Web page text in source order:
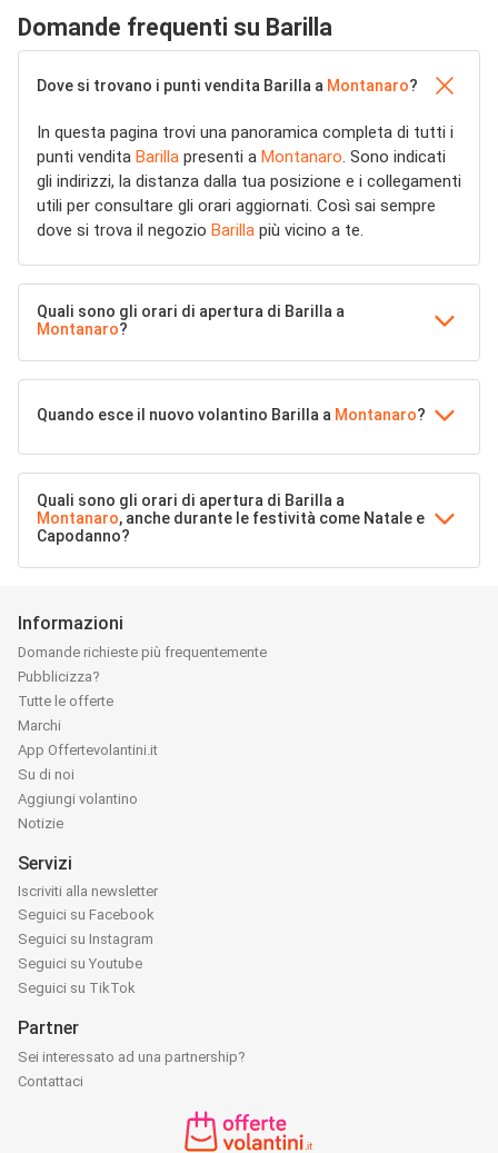
Domande frequenti su Barilla
Dove si trovano i punti vendita Barilla a Montanaro?
In questa pagina trovi una panoramica completa di tutti i
punti vendita Barilla presenti a Montanaro. Sono indicati
gli indirizzi, la distanza dalla tua posizione e i collegamenti
utili per consultare gli orari aggiornati. Così sai sempre
dove si trova il negozio Barilla più vicino a te.
Quali sono gli orari di apertura di Barilla a
Montanaro?
Quando esce il nuovo volantino Barilla a Montanaro?
Quali sono gli orari di apertura di Barilla a
Montanaro, anche durante le festività come Natale e
Capodanno?
Informazioni
Domande richieste più frequentemente
Pubblicizza?
Tutte le offerte
Marchi
App Offertevolantini.it
Su di noi
Aggiungi volantino
Notizie
Servizi
Iscriviti alla newsletter
Seguici su Facebook
Seguici su Instagram
Seguici su Youtube
Seguici su TikTok
Partner
Sei interessato ad una partnership?
Contattaci